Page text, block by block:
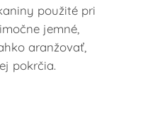
použité pri
jemné,
aranžovať,
pokrčia.